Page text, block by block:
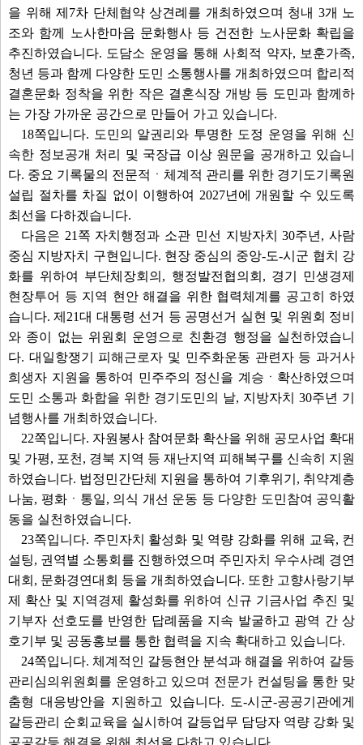
을 위해 제7차 단체협약 상견례를 개최하였으며 청내 3개 노
조와 함께 노사한마음 문화행사 등 건전한 노사문화 확립을
추진하였습니다. 도담소 운영을 통해 사회적 약자, 보훈가족,
청년 등과 함께 다양한 도민 소통행사를 개최하였으며 합리적
결혼문화 정착을 위한 작은 결혼식장 개방 등 도민과 함께하
는 가장 가까운 공간으로 만들어 가고 있습니다.
18쪽입니다. 도민의 알권리와 투명한 도정 운영을 위해 신
속한 정보공개 처리 및 국장급 이상 원문을 공개하고 있습니
다. 중요 기록물의 전문적ㆍ체계적 관리를 위한 경기도기록원
설립 절차를 차질 없이 이행하여 2027년에 개원할 수 있도록
최선을 다하겠습니다.
다음은 21쪽 자치행정과 소관 민선 지방자치 30주년, 사람
중심 지방자치 구현입니다. 현장 중심의 중앙-도-시군 협치 강
화를 위하여 부단체장회의, 행정발전협의회, 경기 민생경제
현장투어 등 지역 현안 해결을 위한 협력체계를 공고히 하였
습니다. 제21대 대통령 선거 등 공명선거 실현 및 위원회 정비
와 종이 없는 위원회 운영으로 친환경 행정을 실천하였습니
다. 대일항쟁기 피해근로자 및 민주화운동 관련자 등 과거사
희생자 지원을 통하여 민주주의 정신을 계승ㆍ확산하였으며
도민 소통과 화합을 위한 경기도민의 날, 지방자치 30주년 기
념행사를 개최하였습니다.
22쪽입니다. 자원봉사 참여문화 확산을 위해 공모사업 확대
및 가평, 포천, 경북 지역 등 재난지역 피해복구를 신속히 지원
하였습니다. 법정민간단체 지원을 통하여 기후위기, 취약계층
나눔, 평화ㆍ통일, 의식 개선 운동 등 다양한 도민참여 공익활
동을 실천하였습니다.
23쪽입니다. 주민자치 활성화 및 역량 강화를 위해 교육, 컨
설팅, 권역별 소통회를 진행하였으며 주민자치 우수사례 경연
대회, 문화경연대회 등을 개최하였습니다. 또한 고향사랑기부
제 확산 및 지역경제 활성화를 위하여 신규 기금사업 추진 및
기부자 선호도를 반영한 답례품을 지속 발굴하고 광역 간 상
호기부 및 공동홍보를 통한 협력을 지속 확대하고 있습니다.
24쪽입니다. 체계적인 갈등현안 분석과 해결을 위하여 갈등
관리심의위원회를 운영하고 있으며 전문가 컨설팅을 통한 맞
춤형 대응방안을 지원하고 있습니다. 도-시군-공공기관에게
갈등관리 순회교육을 실시하여 갈등업무 담당자 역량 강화 및
공공갈등 해결을 위해 최선을 다하고 있습니다.